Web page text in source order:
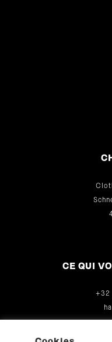
CE QUI
+32